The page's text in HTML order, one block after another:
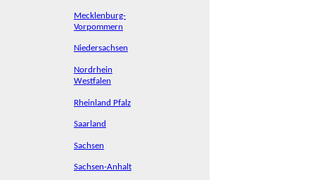
Mecklenburg-
Vorpommern
Niedersachsen
Nordrhein
Westfalen
Rheinland Pfalz
Saarland
Sachsen
Sachsen-Anhalt